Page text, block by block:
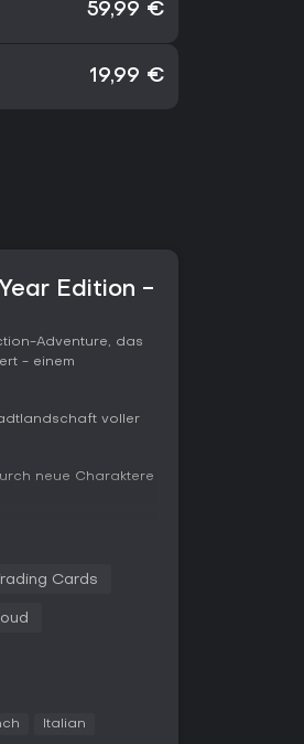
59,99 €
19,99 €
Edition -
Adventure, das
- einem
voller
neue Charaktere
.
und setzt im Free-
Riddler-Rätsel
Cards
Italian